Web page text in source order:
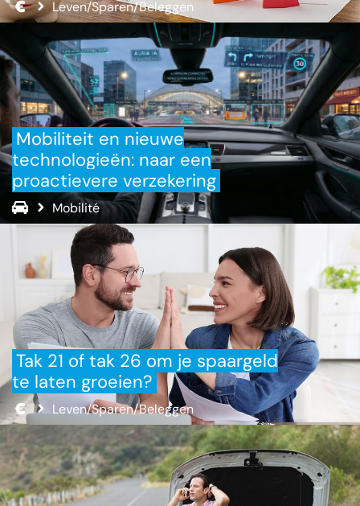
Leven/Sparen/Beleggen
Mobiliteit en nieuwe
technologieën: naar een
proactievere verzekering
Mobilité
Tak 21 of tak 26 om je spaargeld
te laten groeien?
Leven/Sparen/Beleggen